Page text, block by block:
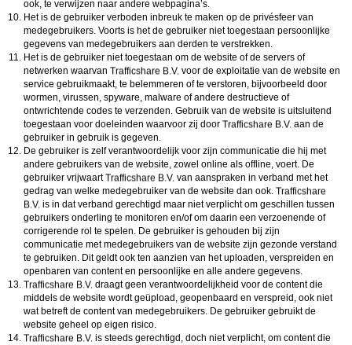
ook, te verwijzen naar andere webpagina’s.
Het is de gebruiker verboden inbreuk te maken op de privésfeer van
medegebruikers. Voorts is het de gebruiker niet toegestaan persoonlijke
gegevens van medegebruikers aan derden te verstrekken.
Het is de gebruiker niet toegestaan om de website of de servers of
netwerken waarvan
voor de exploitatie van de website en
service gebruikmaakt, te belemmeren of te verstoren, bijvoorbeeld door
wormen, virussen, spyware, malware of andere destructieve of
ontwrichtende codes te verzenden. Gebruik van de website is uitsluitend
toegestaan voor doeleinden waarvoor zij door
aan de
gebruiker in gebruik is gegeven.
De gebruiker is zelf verantwoordelijk voor zijn communicatie die hij met
andere gebruikers van de website, zowel online als offline, voert. De
gebruiker vrijwaart
van aanspraken in verband met het
gedrag van welke medegebruiker van de website dan ook.
is in dat verband gerechtigd maar niet verplicht om geschillen tussen
gebruikers onderling te monitoren en/of om daarin een verzoenende of
corrigerende rol te spelen. De gebruiker is gehouden bij zijn
communicatie met medegebruikers van de website zijn gezonde verstand
te gebruiken. Dit geldt ook ten aanzien van het uploaden, verspreiden en
openbaren van content en persoonlijke en alle andere gegevens.
draagt geen verantwoordelijkheid voor de content die
middels de website wordt geüpload, geopenbaard en verspreid, ook niet
wat betreft de content van medegebruikers. De gebruiker gebruikt de
website geheel op eigen risico.
is steeds gerechtigd, doch niet verplicht, om content die